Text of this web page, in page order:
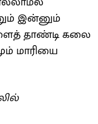
இன்னும்
தாண்டி கலை
மாரியை